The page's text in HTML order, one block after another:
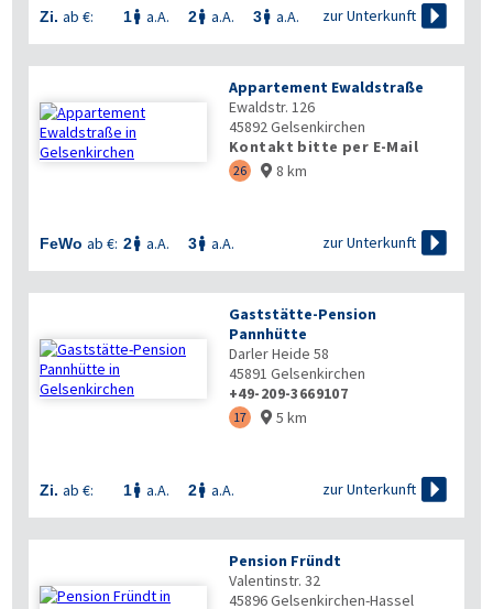
Zi. ab €: 1 a.A. 2 a.A. 3 a.A. zur Unterkunft 
Appartement Ewaldstraße
Ewaldstr. 126
45892Gelsenkirchen
Kontakt bitte per E-Mail
26  8 km
FeWo ab €: 2 a.A. 3 a.A. zur Unterkunft 
Gaststätte-Pension
Pannhütte
Darler Heide 58
45891 Gelsenkirchen
+49-209-3669107
17  5 km
Zi. ab €: 1 a.A. 2 a.A. zur Unterkunft 
Pension Fründt
Valentinstr. 32
45896Gelsenkirchen-Hassel